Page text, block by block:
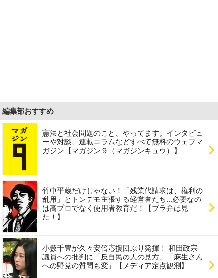
編集部おすすめ
憲法と社会問題のこと、やってます。インタビュ
ーや対談、連載コラムなどすべて無料のウェブマ
ガジン【マガジン９（マガジンキュウ）】
竹中平蔵だけじゃない！「残業代請求は、権利の
乱用」とトンデモ主張する経営者たち...必要なの
は高プロでなく使用者教育だ！【ブラ弁は見
た！】
小籔千豊が久々安倍応援団ぶり発揮！ 和田政宗
議員への批判に「反自民の人の見方」「麻生さん
への野党の質問も変」【メディア定点観測】